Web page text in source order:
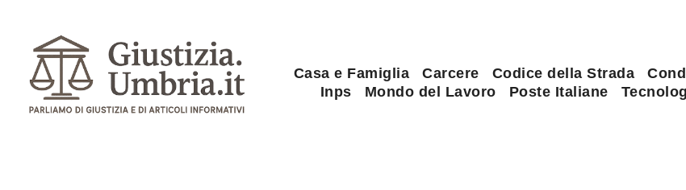
contenuto
Casa e Famiglia Carcere Codice della Strada
Inps
Mondo del Lavoro Poste Italiane